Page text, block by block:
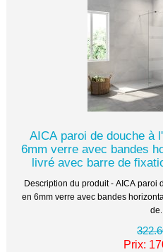
AICA paroi de douche à
6mm verre avec bandes
livré avec barre de
Description du produit - AICA paroi
en 6mm verre avec bandes
de...
Prix: